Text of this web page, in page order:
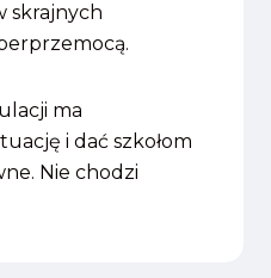
skrajnych
ma
i dać szkołom
Nie chodzi